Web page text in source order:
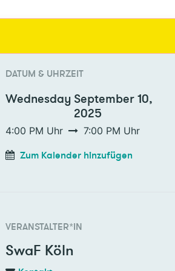
DATUM & UHRZEIT
Wednesday September 10,
2025
4:00 PM Uhr 7:00 PM Uhr
Zum Kalender hinzufügen
VERANSTALTER*IN
SwaF Köln